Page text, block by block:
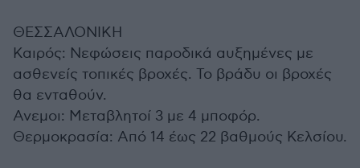
ΘΕΣΣΑΛΟΝΙΚΗ
Καιρός: Νεφώσεις παροδικά αυξημένες με
ασθενείς τοπικές βροχές. Το βράδυ οι βροχές
θα ενταθούν.
Ανεμοι: Μεταβλητοί 3 με 4 μποφόρ.
Θερμοκρασία: Από 14 έως 22 βαθμούς Κελσίου.